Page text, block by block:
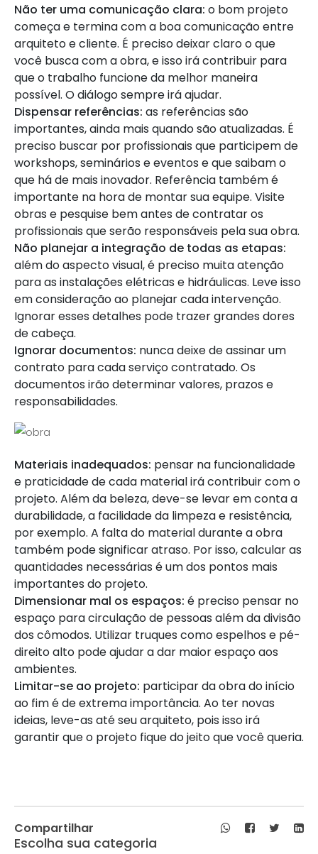
Não ter uma comunicação clara: o bom projeto
começa e termina com a boa comunicação entre
arquiteto e cliente. É preciso deixar claro o que
você busca com a obra, e isso irá contribuir para
que o trabalho funcione da melhor maneira
possível. O diálogo sempre irá ajudar.
Dispensar referências: as referências são
importantes, ainda mais quando são atualizadas. É
preciso buscar por profissionais que participem de
workshops, seminários e eventos e que saibam o
que há de mais inovador. Referência também é
importante na hora de montar sua equipe. Visite
obras e pesquise bem antes de contratar os
profissionais que serão responsáveis pela sua obra.
Não planejar a integração de todas as etapas:
além do aspecto visual, é preciso muita atenção
para as instalações elétricas e hidráulicas. Leve isso
em consideração ao planejar cada intervenção.
Ignorar esses detalhes pode trazer grandes dores
de cabeça.
Ignorar documentos: nunca deixe de assinar um
contrato para cada serviço contratado. Os
documentos irão determinar valores, prazos e
responsabilidades.
Materiais inadequados: pensar na funcionalidade
e praticidade de cada material irá contribuir com o
projeto. Além da beleza, deve-se levar em conta a
durabilidade, a facilidade da limpeza e resistência,
por exemplo. A falta do material durante a obra
também pode significar atraso. Por isso, calcular as
quantidades necessárias é um dos pontos mais
importantes do projeto.
Dimensionar mal os espaços: é preciso pensar no
espaço para circulação de pessoas além da divisão
dos cômodos. Utilizar truques como espelhos e pé-
direito alto pode ajudar a dar maior espaço aos
ambientes.
Limitar-se ao projeto: participar da obra do início
ao fim é de extrema importância. Ao ter novas
ideias, leve-as até seu arquiteto, pois isso irá
garantir que o projeto fique do jeito que você queria.
Compartilhar
Escolha sua categoria